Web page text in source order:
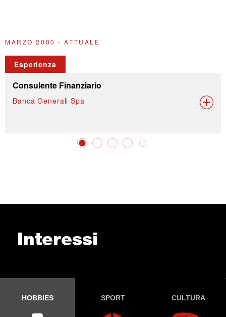
MARZO 2000 - ATTUALE
Esperienza
Consulente Finanziario
Banca Generali Spa
Interessi
HOBBIES SPORT CULTURA